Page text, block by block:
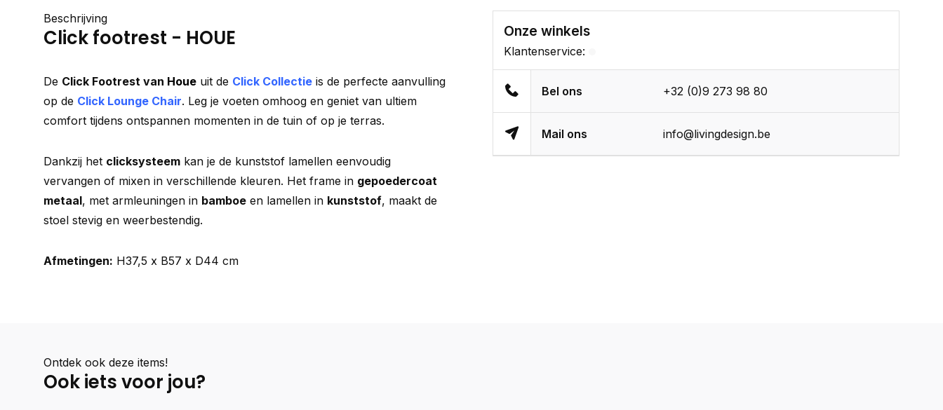
Beschrijving
Click footrest - HOUE
De Click Footrest van Houe uit de Click Collectie is de perfecte aanvulling
op de Click Lounge Chair. Leg je voeten omhoog en geniet van ultiem
comfort tijdens ontspannen momenten in de tuin of op je terras.
Dankzij het clicksysteem kan je de kunststof lamellen eenvoudig
vervangen of mixen in verschillende kleuren. Het frame in gepoedercoat
metaal, met armleuningen in bamboe en lamellen in kunststof, maakt de
stoel stevig en weerbestendig.
Afmetingen: H37,5 x B57 x D44 cm
Onze winkels
Klantenservice:
Bel ons +32 (0)9 273 98 80
Mail ons info@livingdesign.be
Ontdek ook deze items!
Ook iets voor jou?